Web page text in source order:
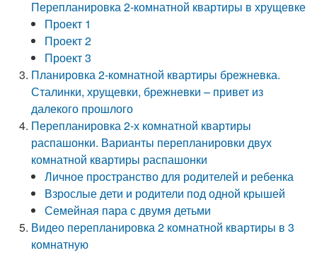
Перепланировка 2-комнатной квартиры в хрущевке
Проект 1
Проект 2
Проект 3
Планировка 2-комнатной квартиры брежневка.
Сталинки, хрущевки, брежневки – привет из
далекого прошлого
Перепланировка 2-х комнатной квартиры
распашонки. Варианты перепланировки двух
комнатной квартиры распашонки
Личное пространство для родителей и ребенка
Взрослые дети и родители под одной крышей
Семейная пара с двумя детьми
Видео перепланировка 2 комнатной квартиры в 3
комнатную